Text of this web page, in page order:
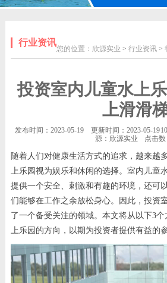
行业资讯
您的位置： 欣源实业 > 行业资讯>
投资室内儿童水上
上滑滑
发布时间：2023-05-19 更新时间：2023-05-19
源：欣源实业
点击
随着人们对健康生活方式的追求，越来越
上乐园视为娱乐和休闲的选择。室内儿童
提供一个安全、刺激和有趣的环境，还可
们能够在工作之余放松身心。因此，投资
了一个备受关注的领域。本文将从以下3
上乐园的方向，以期为投资者提供有益的